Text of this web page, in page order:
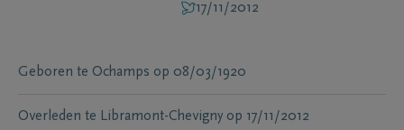
17/11/2012
Geboren te Ochamps op 08/03/1920
Overleden te Libramont-Chevigny op 17/11/2012